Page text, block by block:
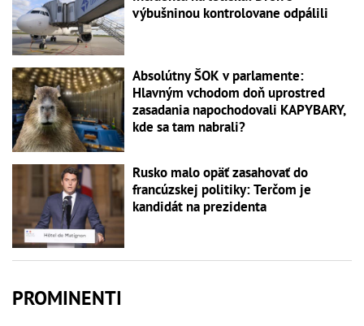
výbušninou kontrolovane odpálili
Absolútny ŠOK v parlamente:
Hlavným vchodom doň uprostred
zasadania napochodovali KAPYBARY,
kde sa tam nabrali?
Rusko malo opäť zasahovať do
francúzskej politiky: Terčom je
kandidát na prezidenta
PROMINENTI